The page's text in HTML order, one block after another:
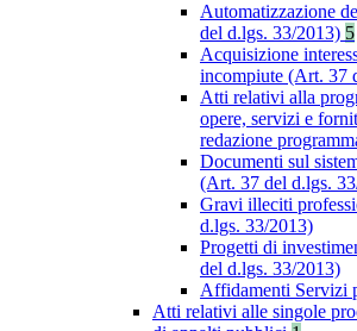
Automatizzazione
del d.lgs. 33/2013) 5
Acquisizione
incompiute (Art. 37
Atti relativi alla
opere, servizi e
redazione
Documenti sul
(Art. 37 del d.lgs.
Gravi illeciti
d.lgs. 33/2013)
Progetti di
del d.lgs. 33/2013)
Affidamenti Servizi
Atti relativi alle singole